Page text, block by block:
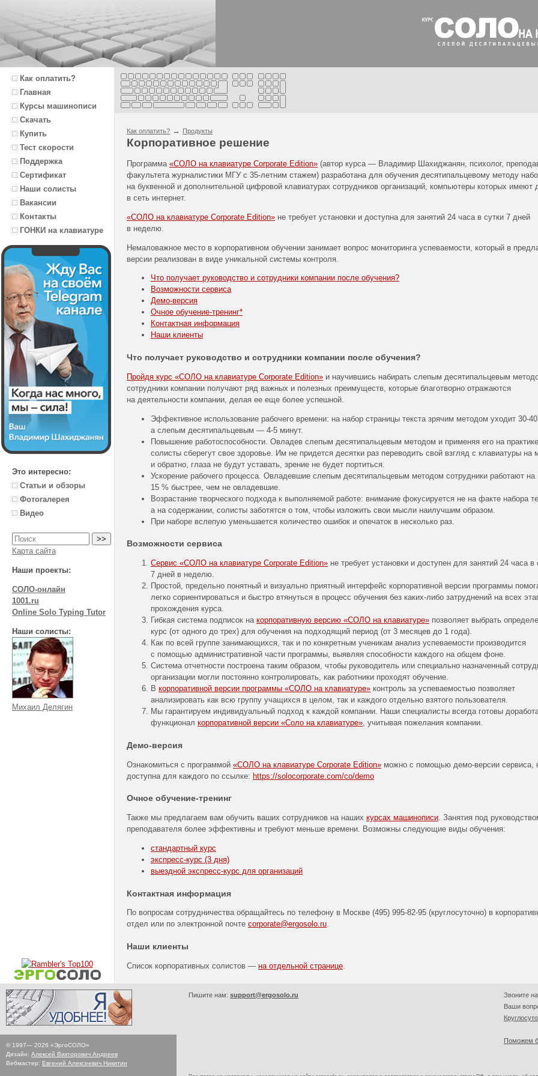
Как оплатить?
Главная
Курсы машинописи
Скачать
Купить
Тест скорости
Поддержка
Сертификат
Наши солисты
Вакансии
Контакты
ГОНКИ на клавиатуре
Это интересно:
Статьи и обзоры
Фотогалерея
Видео
Карта сайта
Наши проекты:
СОЛО-онлайн
1001.ru
Online Solo Typing Tutor
Наши солисты:
Михаил Делягин
Как оплатить? → Продукты
Корпоративное решение
Программа «СОЛО на клавиатуре Corporate Edition» (автор курса — Владимир Шахиджанян, психолог,
факультета журналистики МГУ с 35-летним стажем) разработана для обучения десятипальцевому методу
на буквенной и дополнительной цифровой клавиатурах сотрудников организаций, компьютеры которых имеют
в сеть интернет.
«СОЛО на клавиатуре Corporate Edition» не требует установки и доступна для занятий 24 часа в сутки 7 дней
в неделю.
Немаловажное место в корпоративном обучении занимает вопрос мониторинга успеваемости, который в
версии реализован в виде уникальной системы контроля.
Что получает руководство и сотрудники компании после обучения?
Возможности сервиса
Демо-версия
Очное обучение-тренинг*
Контактная информация
Наши клиенты
Что получает руководство и сотрудники компании после обучения?
Пройдя курс «СОЛО на клавиатуре Corporate Edition» и научившись набирать слепым десятипальцевым
сотрудники компании получают ряд важных и полезных преимуществ, которые благотворно отражаются
на деятельности компании, делая ее еще более успешной.
Эффективное использование рабочего времени: на набор страницы текста зрячим методом уходит 30-40
а слепым десятипальцевым — 4-5 минут.
Повышение работоспособности. Овладев слепым десятипальцевым методом и применяя его на практике,
солисты сберегут свое здоровье. Им не придется десятки раз переводить свой взгляд с клавиатуры на
и обратно, глаза не будут уставать, зрение не будет портиться.
Ускорение рабочего процесса. Овладевшие слепым десятипальцевым методом сотрудники работают
15 % быстрее, чем не овладевшие.
Возрастание творческого подхода к выполняемой работе: внимание фокусируется не на факте набора
а на содержании, солисты заботятся о том, чтобы изложить свои мысли наилучшим образом.
При наборе вслепую уменьшается количество ошибок и опечаток в несколько раз.
Возможности сервиса
Сервис «СОЛО на клавиатуре Corporate Edition» не требует установки и доступен для занятий 24 часа в
7 дней в неделю.
Простой, предельно понятный и визуально приятный интерфейс корпоративной версии программы
легко сориентироваться и быстро втянуться в процесс обучения без каких-либо затруднений на всех
прохождения курса.
Гибкая система подписок на корпоративную версию «СОЛО на клавиатуре» позволяет выбрать
курс (от одного до трех) для обучения на подходящий период (от 3 месяцев до 1 года).
Как по всей группе занимающихся, так и по конкретным ученикам анализ успеваемости производится
с помощью административной части программы, выявляя способности каждого на общем фоне.
Система отчетности построена таким образом, чтобы руководитель или специально назначенный
организации могли постоянно контролировать, как работники проходят обучение.
В корпоративной версии программы «СОЛО на клавиатуре» контроль за успеваемостью позволяет
анализировать как всю группу учащихся в целом, так и каждого отдельно взятого пользователя.
Мы гарантируем индивидуальный подход к каждой компании. Наши специалисты всегда готовы
функционал корпоративной версии «Соло на клавиатуре», учитывая пожелания компании.
Демо-версия
Ознакомиться с программой «СОЛО на клавиатуре Corporate Edition» можно с помощью демо-версии сервиса,
доступна для каждого по ссылке: https://solocorporate.com/co/demo
Очное обучение-тренинг
Также мы предлагаем вам обучить ваших сотрудников на наших курсах машинописи. Занятия под
преподавателя более эффективны и требуют меньше времени. Возможны следующие виды обучения:
стандартный курс
экспресс-курс (3 дня)
выездной экспресс-курс для организаций
Контактная информация
По вопросам сотрудничества обращайтесь по телефону в Москве (495) 995-82-95 (круглосуточно) в
отдел или по электронной почте corporate@ergosolo.ru.
Наши клиенты
Список корпоративных солистов — на отдельной странице.
© 1997— 2026 «ЭргоСОЛО»
Дизайн: Алексей Викторович Андреев
Вебмастер: Евгений Алексеевич Никитин
Пишите нам: support@ergosolo.ru Звоните
Ваши
Поможем